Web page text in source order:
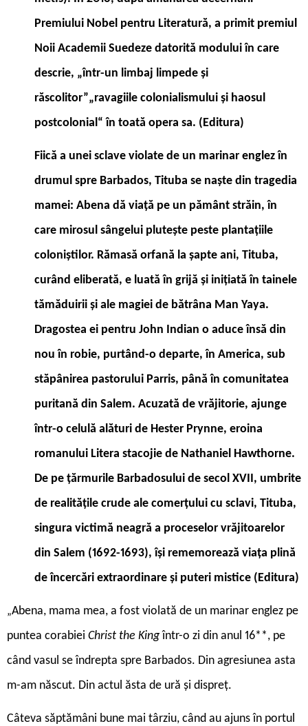
Premiului Nobel pentru Literatură, a primit premiul
Noii Academii Suedeze datorită modului în care
descrie, „într-un limbaj limpede şi
răscolitor”„ravagiile colonialismului şi haosul
postcolonial“ în toată opera sa. (Editura)
Fiică a unei sclave violate de un marinar englez în
drumul spre Barbados, Tituba se naşte din tragedia
mamei: Abena dă viaţă pe un pământ străin, în
care mirosul sângelui pluteşte peste plantaţiile
coloniştilor. Rămasă orfană la şapte ani, Tituba,
curând eliberată, e luată în grijă şi iniţiată în tainele
tămăduirii şi ale magiei de bătrâna Man Yaya.
Dragostea ei pentru John Indian o aduce însă din
nou în robie, purtând-o departe, în America, sub
stăpânirea pastorului Parris, până în comunitatea
puritană din Salem. Acuzată de vrăjitorie, ajunge
într-o celulă alături de Hester Prynne, eroina
romanului Litera stacojie de Nathaniel Hawthorne.
De pe ţărmurile Barbadosului de secol XVII, umbrite
de realităţile crude ale comerţului cu sclavi, Tituba,
singura victimă neagră a proceselor vrăjitoarelor
din Salem (1692-1693), îşi rememorează viaţa plină
de încercări extraordinare şi puteri mistice (Editura)
„Abena, mama mea, a fost violată de un marinar englez pe
puntea corabiei Christ the Kingîntr-o zi din anul 16**, pe
când vasul se îndrepta spre Barbados. Din agresiunea asta
m-am născut. Din actul ăsta de ură şi dispreţ.
Câteva săptămâni bune mai târziu, când au ajuns în portul